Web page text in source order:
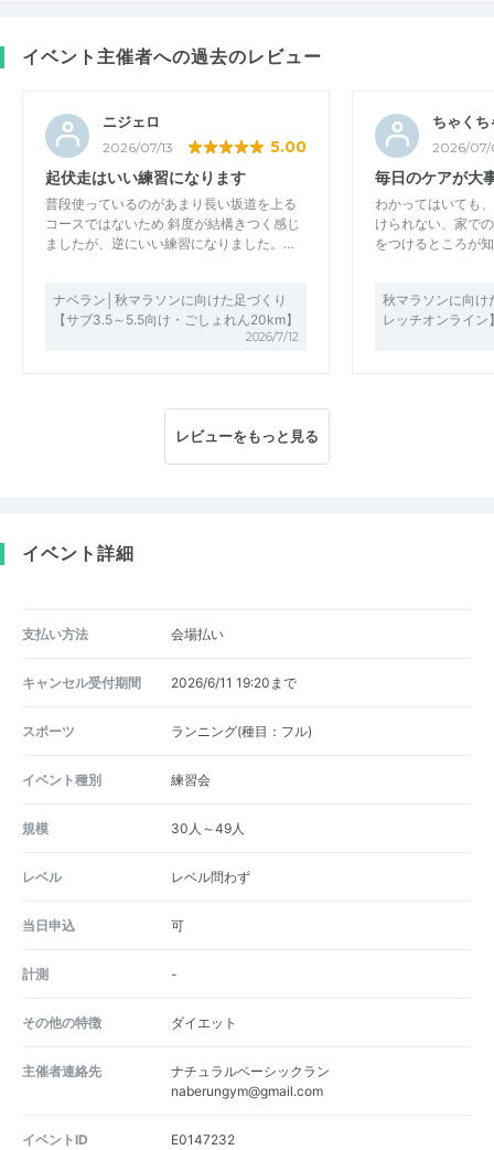
イベント主催者への過去のレビュー
ニジェロ
2026/07/13 5.00
起伏走はいい練習になります
普段使っているのがあまり長い坂道を上る
コースではないため 斜度が結構きつく感じ
ましたが、逆にいい練習になりました。…
ナベラン│秋マラソンに向けた足づくり
【サブ3.5～5.5向け・ごしょれん20km】
2026/7/12
ちゃくち
2026/
毎日のケアが大
わかってはいても
けられない、家で
をつけるところが
秋マラソンに向
レッチオンライン
レビューをもっと見る
イベント詳細
支払い方法 会場払い
キャンセル受付期間 2026/6/11 19:20まで
スポーツ ランニング(種目：フル)
イベント種別 練習会
規模 30人～49人
レベル レベル問わず
当日申込 可
計測 -
その他の特徴 ダイエット
主催者連絡先
ナチュラルベーシックラン
naberungym@gmail.com
イベントID E0147232